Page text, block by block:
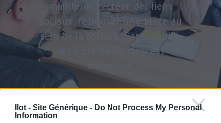
Ilot - Site Générique - Do Not Process My Personal
Information
maintenir, recréer des liens
sociaux, retrouver une place au
sein de la société. Sans emploi,
le risque de récidive est
important.